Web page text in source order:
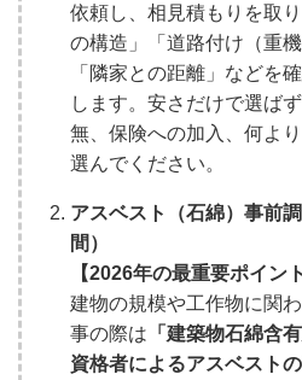
依頼し、相見積もりを取
の構造」「道路付け（重
「隣家との距離」などを
します。安さだけで選ば
無、保険への加入、何よ
選んでください。
アスベスト（石綿）事前
間）
【2026年の最重要ポイント
建物の規模や工作物に関
事の際は 「建築物石綿含
資格者によるアスベスト